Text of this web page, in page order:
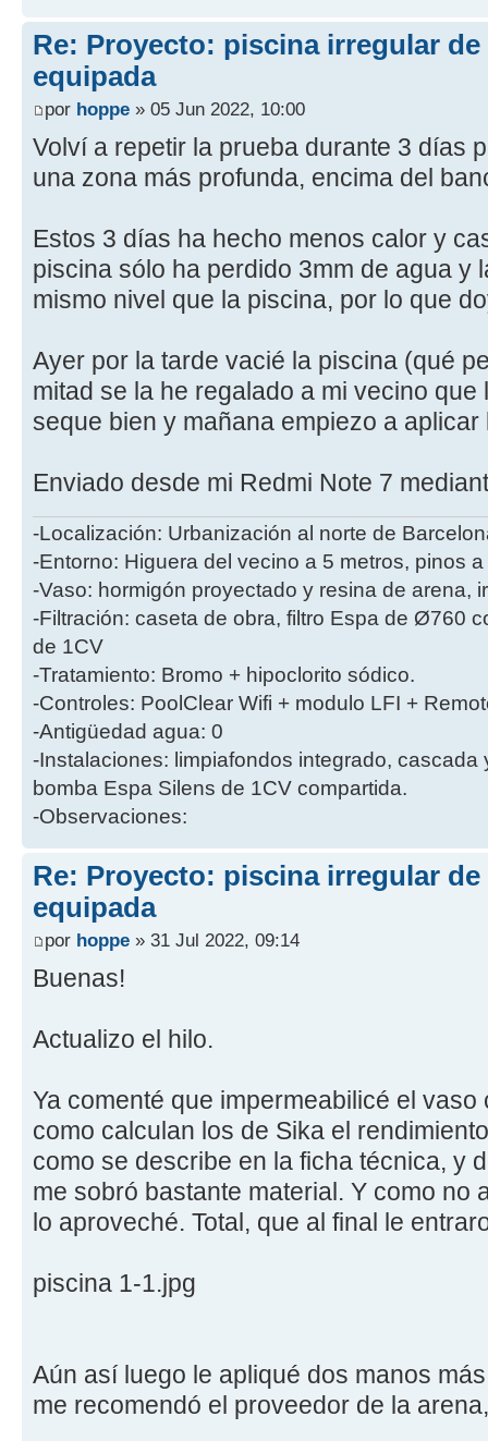
Re: Proyecto: piscina irregular
equipada
por hoppe » 05 Jun 2022, 10:00
Volví a repetir la prueba durante 3 días
una zona más profunda, encima del
Estos 3 días ha hecho menos calor y
piscina sólo ha perdido 3mm de agua y
mismo nivel que la piscina, por lo que
Ayer por la tarde vacié la piscina (qué
mitad se la he regalado a mi vecino
seque bien y mañana empiezo a aplicar
Enviado desde mi Redmi Note 7
-Localización: Urbanización al norte de
-Entorno: Higuera del vecino a 5 metros, pinos
-Vaso: hormigón proyectado y resina de arena,
-Filtración: caseta de obra, filtro Espa de Ø760
de 1CV
-Tratamiento: Bromo + hipoclorito sódico.
-Controles: PoolClear Wifi + modulo LFI +
-Antigüedad agua: 0
-Instalaciones: limpiafondos integrado,
bomba Espa Silens de 1CV compartida.
-Observaciones:
Re: Proyecto: piscina irregular
equipada
por hoppe » 31 Jul 2022, 09:14
Buenas!
Actualizo el hilo.
Ya comenté que impermeabilicé el
como calculan los de Sika el
como se describe en la ficha técnica, y
me sobró bastante material. Y como no
lo aproveché. Total, que al final le
piscina 1-1.jpg
Aún así luego le apliqué dos manos
me recomendó el proveedor de la